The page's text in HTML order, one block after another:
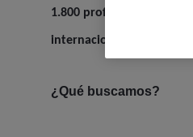
1.800 profesionales
internacional en 54 países.
¿Qué buscamos?